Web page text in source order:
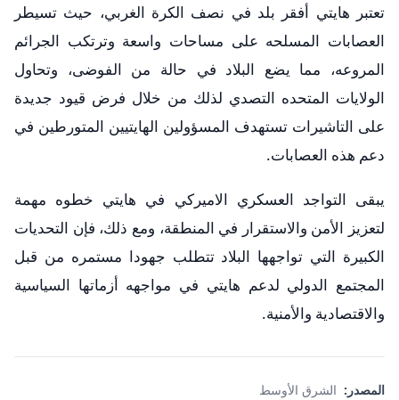
تعتبر هايتي أفقر بلد في نصف الكرة الغربي، حيث تسيطر
العصابات المسلحه على مساحات واسعة وترتكب الجرائم
المروعه، مما يضع البلاد في حالة من الفوضى، وتحاول
الولايات المتحده التصدي لذلك من خلال فرض قيود جديدة
على التاشيرات تستهدف المسؤولين الهايتيين المتورطين في
دعم هذه العصابات.
يبقى التواجد العسكري الاميركي في هايتي خطوه مهمة
لتعزيز الأمن والاستقرار في المنطقة، ومع ذلك، فإن التحديات
الكبيرة التي تواجهها البلاد تتطلب جهودا مستمره من قبل
المجتمع الدولي لدعم هايتي في مواجهه أزماتها السياسية
والاقتصادية والأمنية.
المصدر: الشرق الأوسط